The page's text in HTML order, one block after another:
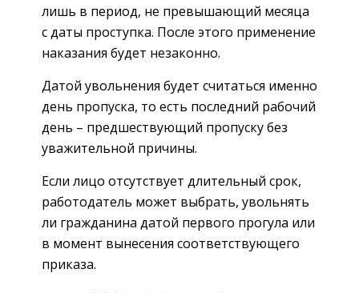
лишь в период, не превышающий месяца
с даты проступка. После этого применение
наказания будет незаконно.
Датой увольнения будет считаться именно
день пропуска, то есть последний рабочий
день – предшествующий пропуску без
уважительной причины.
Если лицо отсутствует длительный срок,
работодатель может выбрать, увольнять
ли гражданина датой первого прогула или
в момент вынесения соответствующего
приказа.